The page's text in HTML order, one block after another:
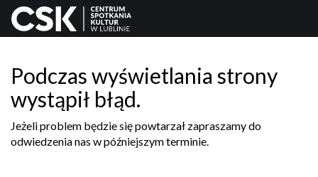
Podczas wyświetlania strony
wystąpił błąd.
Jeżeli problem będzie się powtarzał zapraszamy do
odwiedzenia nas w późniejszym terminie.